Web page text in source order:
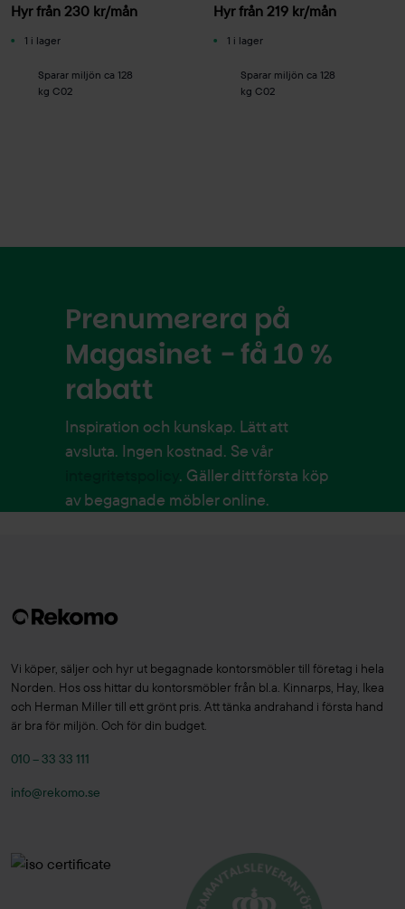
Hyr från 230 kr/mån
1 i lager
Sparar miljön ca 128
kg C02
Hyr från 219 kr/mån
1 i lager
Sparar miljön ca 128
kg C02
Prenumerera på
Magasinet - få 10 %
rabatt
Inspiration och kunskap. Lätt att
avsluta. Ingen kostnad. Se vår
. Gäller ditt första köp
av begagnade möbler online.
Vi köper, säljer och hyr ut begagnade kontorsmöbler till företag i hela
Norden. Hos oss hittar du kontorsmöbler från bl.a. Kinnarps, Hay, Ikea
och Herman Miller till ett grönt pris. Att tänka andrahand i första hand
är bra för miljön. Och för din budget.
010 – 33 33 111
info@rekomo.se